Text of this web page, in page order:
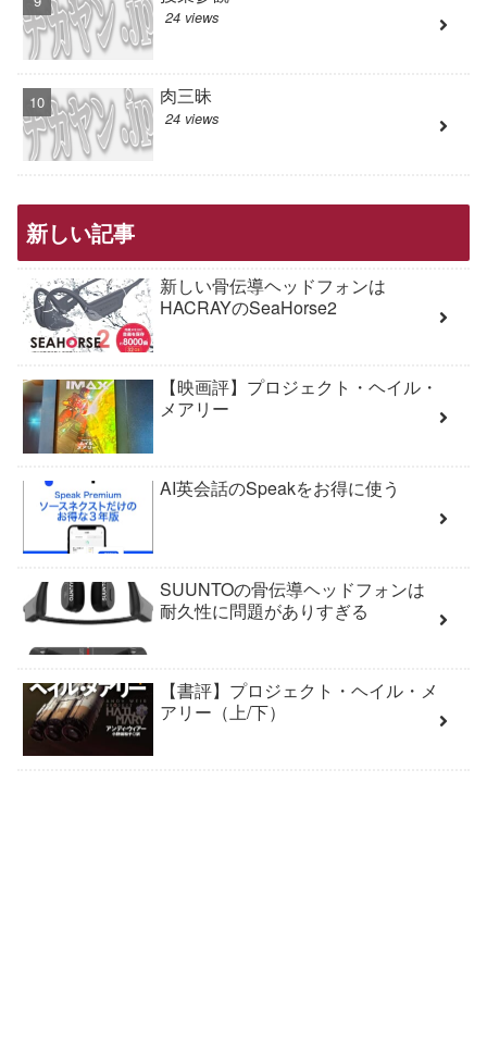
24 views
肉三昧
24 views
新しい記事
新しい骨伝導ヘッドフォンは
HACRAYのSeaHorse2
【映画評】プロジェクト・ヘイル・
メアリー
AI英会話のSpeakをお得に使う
SUUNTOの骨伝導ヘッドフォンは
耐久性に問題がありすぎる
【書評】プロジェクト・ヘイル・メ
アリー（上/下）